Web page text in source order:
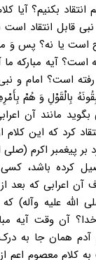
انتقاد بکنیم؟
نبی قابل انتقاد
است یا نه؟ پس وَ
است؟ آیه مبارکه ما
رفته است؟ امام و
بِالْقَوْلِ وَ هُمْ
مانند آن
کرد که این
پیغمبر اکرم (صلی
کرده باشد، کسی
اعرابی که بعد از
الله علیه وآله)
آن وقت آیه
آدم همان جا به
به کلام معصوم اعم